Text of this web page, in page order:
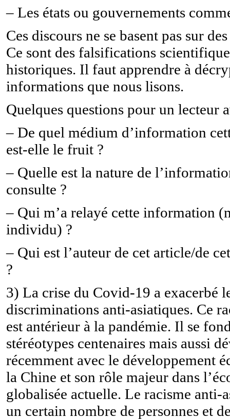
– Les états ou gouvernements
Ces discours ne se basent pas sur
Ce sont des falsifications
historiques. Il faut apprendre à
informations que nous lisons.
Quelques questions pour un lecteur
– De quel médium d’information
est-elle le fruit ?
– Quelle est la nature de
consulte ?
– Qui m’a relayé cette information
individu) ?
– Qui est l’auteur de cet article/de
?
3) La crise du Covid-19 a exacerbé
discriminations anti-asiatiques. Ce
est antérieur à la pandémie. Il se
stéréotypes centenaires mais aussi
récemment avec le développement
la Chine et son rôle majeur dans
globalisée actuelle. Le racisme anti-
un certain nombre de personnes et